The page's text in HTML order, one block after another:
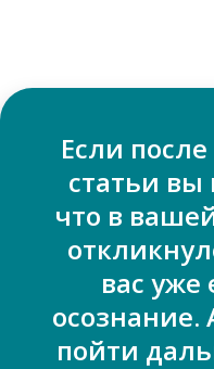
Если
статьи вы
что в
вас уже
осознание.
пойти